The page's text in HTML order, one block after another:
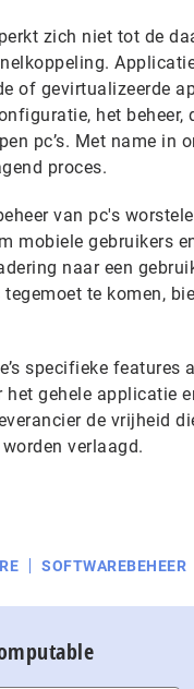
zich niet tot de
of gevirtualizeerde
het
pc’s. Met name in
proces.
van pc's
mobiele gebruikers
naar een
te komen,
specifieke
het gehele applicatie
de vrijheid
verlaagd.
SOFTWAREBEHEER